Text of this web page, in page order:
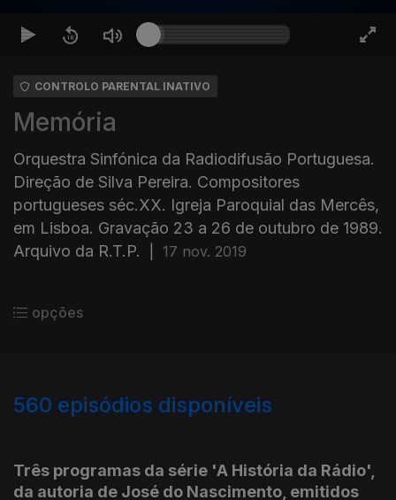
CONTROLO PARENTAL INATIVO
Memória
Orquestra Sinfónica da Radiodifusão Portuguesa.
Direção de Silva Pereira. Compositores
portugueses séc.XX. Igreja Paroquial das Mercês,
em Lisboa. Gravação 23 a 26 de outubro de 1989.
Arquivo da R.T.P.
17 nov. 2019
opções
560 episódios disponíveis
Três programas da série 'A História da Rádio',
da autoria de José do Nascimento, emitidos